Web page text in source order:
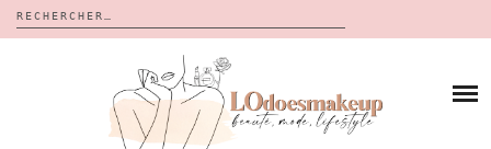
Rechercher :
CALENDRIERS DE L’AVENT
À PROPOS